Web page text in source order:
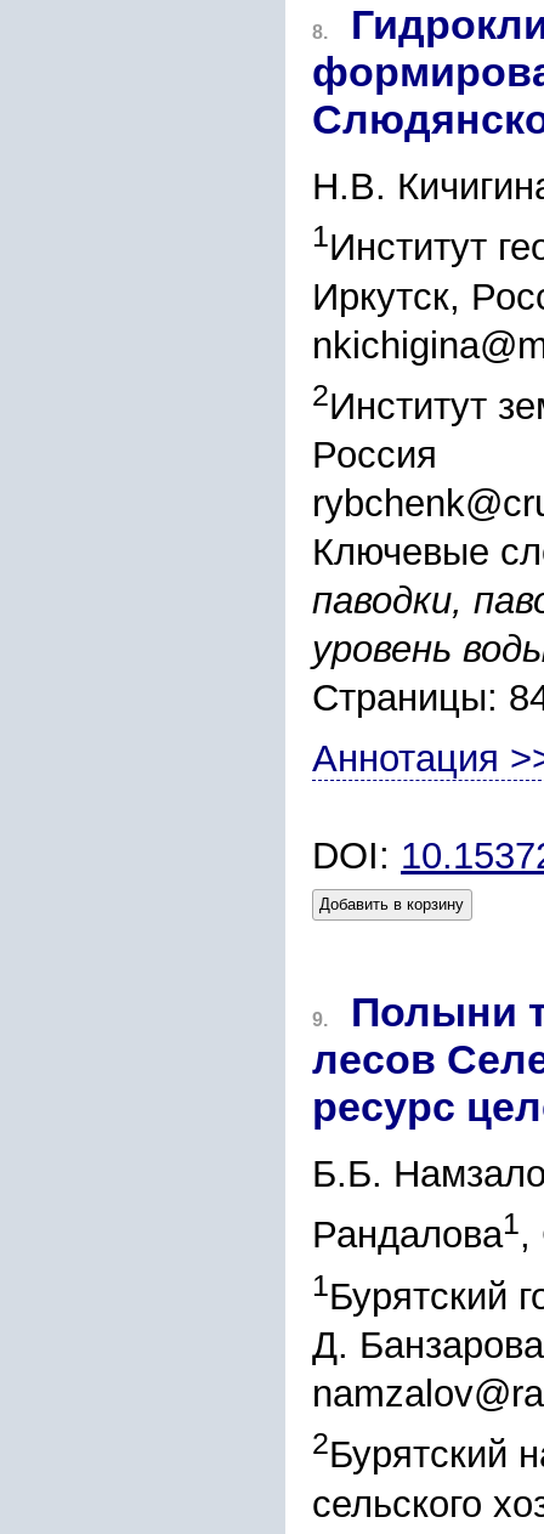
8.
Н.В.
1Институт
Иркутск,
2Институт
Россия
Ключевые
паводки,
уровень
Страницы:
Аннотация
DOI:
Добавить в корзину
9.
Полыни
лесов
ресурс
Б.Б.
Рандалова1,
1Бурятский
Д.
2Бурятский
сельского